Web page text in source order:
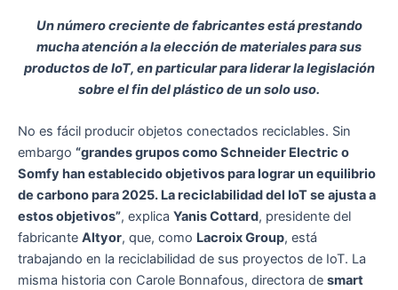
Un número creciente de fabricantes está prestando
mucha atención a la elección de materiales para sus
productos de IoT, en particular para liderar la legislación
sobre el fin del plástico de un solo uso.
No es fácil producir objetos conectados reciclables. Sin
embargo “grandes grupos como Schneider Electric o
Somfy han establecido objetivos para lograr un equilibrio
de carbono para 2025. La reciclabilidad del IoT se ajusta a
estos objetivos”, explica Yanis Cottard, presidente del
fabricante Altyor, que, como Lacroix Group, está
trabajando en la reciclabilidad de sus proyectos de IoT. La
misma historia con Carole Bonnafous, directora de smart